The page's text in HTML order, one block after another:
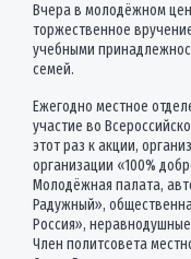
Вчера в молодёжном
торжественное
учебными
семей.
Ежегодно местное
участие во
этот раз к акции,
организации «100%
Молодёжная палата,
Радужный»,
Россия»,
Член политсовета